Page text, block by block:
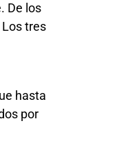
De los
tres
hasta
por